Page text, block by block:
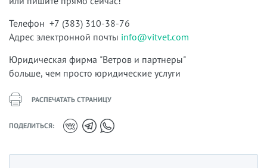
Телефон +7 (383) 310-38-76
Адрес электронной почты info@vitvet.com
Юридическая фирма "Ветров и партнеры"
больше, чем просто юридические услуги
РАСПЕЧАТАТЬ СТРАНИЦУ
ПОДЕЛИТЬСЯ: